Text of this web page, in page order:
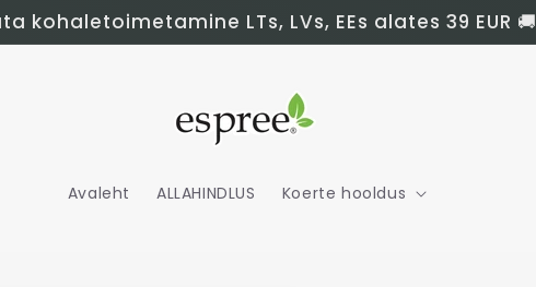
kohaletoimetamine LTs, LVs, EEs alates 39 EUR 🚚
Avaleht ALLAHINDLUS Koerte hooldus